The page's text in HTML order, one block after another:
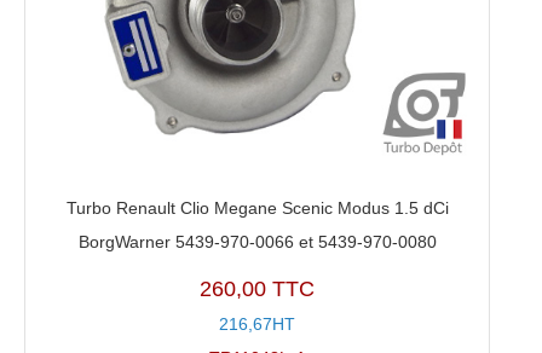
Turbo Renault Clio Megane Scenic Modus 1.5 dCi
BorgWarner 5439-970-0066 et 5439-970-0080
260,00 TTC
216,67HT